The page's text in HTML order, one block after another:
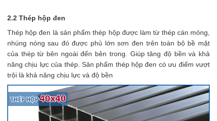
2.2 Thép hộp đen
Thép hộp đen là sản phẩm thép hộp được làm từ thép cán mỏng,
nhúng nóng sau đó được phủ lớn sơn đen trên toàn bộ bề mặt
của thép từ bên ngoài đến bên trong. Giúp tăng độ bền và khả
năng chịu lực của thép. Sản phẩm thép hộp đen có ưu điểm vượt
trội là khả năng chịu lực và độ bền